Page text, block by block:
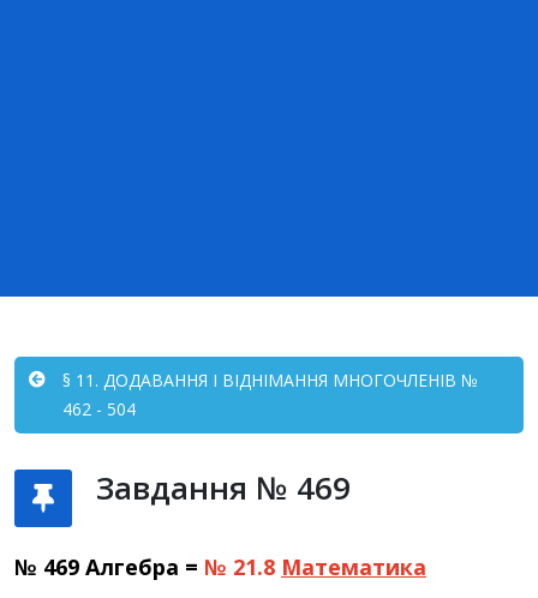
§ 11. ДОДАВАННЯ І ВІДНІМАННЯ МНОГОЧЛЕНІВ №
462 - 504
Завдання № 469
№ 469 Алгебра = № 21.8 Математика